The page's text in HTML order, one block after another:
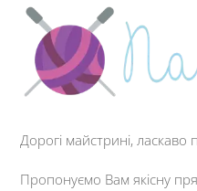
Дорогі майстрині,
Пропонуємо Вам якісну